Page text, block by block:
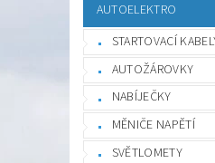
AUTOELEKTRO
STARTOVACÍ
AUTOŽÁROVKY
NABÍJEČKY
MĚNIČE NAPĚTÍ
SVĚTLOMETY